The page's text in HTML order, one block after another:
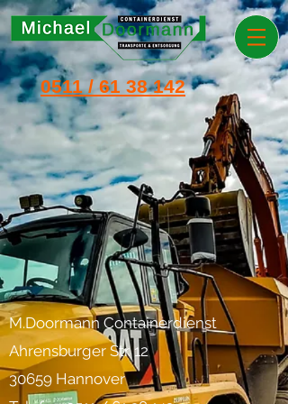
0511 / 61 38 142
M.Doormann Containerdienst
Ahrensburger Str. 12
30659 Hannover